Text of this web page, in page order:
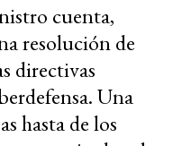
cuenta,
resolución de
directivas
Una
hasta de los